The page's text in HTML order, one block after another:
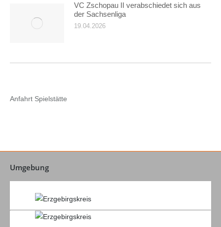
VC Zschopau II verabschiedet sich aus
der Sachsenliga
19.04.2026
Anfahrt Spielstätte
Umgebung